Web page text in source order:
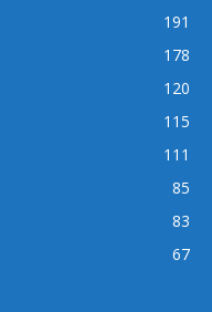
191
178
120
115
111
85
83
67